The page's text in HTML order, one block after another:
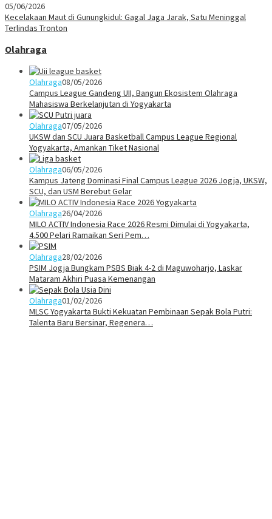
05/06/2026
Kecelakaan Maut di Gunungkidul: Gagal Jaga Jarak, Satu Meninggal
Terlindas Tronton
Olahraga
Olahraga08/05/2026
Campus League Gandeng UII, Bangun Ekosistem Olahraga
Mahasiswa Berkelanjutan di Yogyakarta
Olahraga07/05/2026
UKSW dan SCU Juara Basketball Campus League Regional
Yogyakarta, Amankan Tiket Nasional
Olahraga06/05/2026
Kampus Jateng Dominasi Final Campus League 2026 Jogja, UKSW,
SCU, dan USM Berebut Gelar
Olahraga26/04/2026
MILO ACTIV Indonesia Race 2026 Resmi Dimulai di Yogyakarta,
4.500 Pelari Ramaikan Seri Pem…
Olahraga28/02/2026
PSIM Jogja Bungkam PSBS Biak 4-2 di Maguwoharjo, Laskar
Mataram Akhiri Puasa Kemenangan
Olahraga01/02/2026
MLSC Yogyakarta Bukti Kekuatan Pembinaan Sepak Bola Putri:
Talenta Baru Bersinar, Regenera…